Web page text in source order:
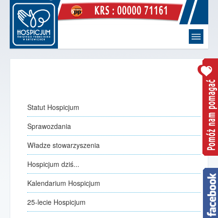
Witaj
Statut Hospicjum
Sprawozdania
Władze stowarzyszenia
Hospicjum dziś...
Kalendarium Hospicjum
jak to się zaczęło
25-lecie Hospicjum
Statut Hospicjum
Sprawozdania
Władze stowarzyszenia
Hospicjum dziś...
Kalendarium Hospicjum
25-lecie Hospicjum